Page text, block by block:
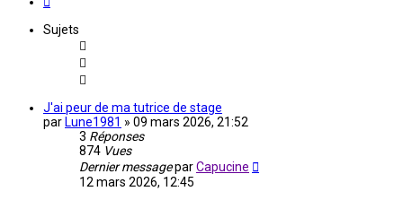
Sujets
J'ai peur de ma tutrice de stage
par Lune1981 » 09 mars 2026, 21:52
3 Réponses
874 Vues
Dernier messageparCapucine
12 mars 2026, 12:45